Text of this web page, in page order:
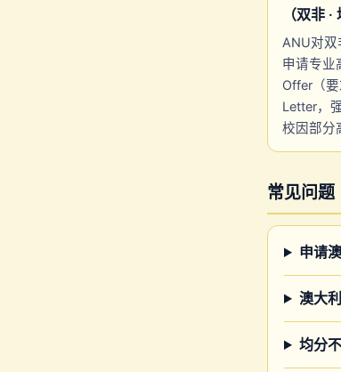
（双非
ANU对双
申请专业
Offer（
Letter，
校因部分
常见问题
申请
澳大
均分